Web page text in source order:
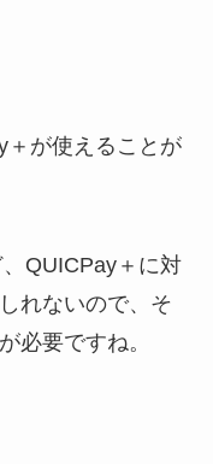
＋が使えることが
QUICPay＋に対
れないので、そ
必要ですね。